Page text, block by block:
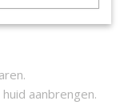
aanbrengen.